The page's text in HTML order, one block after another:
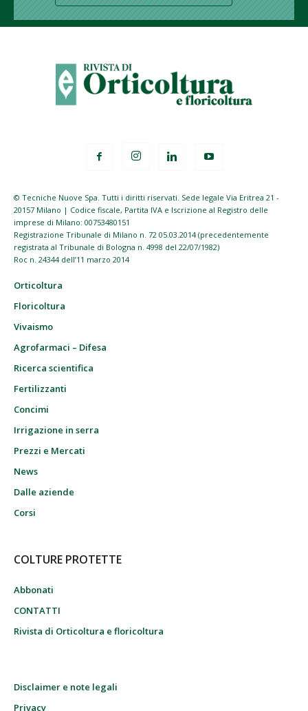
© Tecniche Nuove Spa. Tutti i diritti riservati. Sede legale Via Eritrea 21 -
20157 Milano | Codice fiscale, Partita IVA e Iscrizione al Registro delle
imprese di Milano: 00753480151
Registrazione Tribunale di Milano n. 72 05.03.2014 (precedentemente
registrata al Tribunale di Bologna n. 4998 del 22/07/1982)
Roc n. 24344 dell’11 marzo 2014
Orticoltura
Floricoltura
Vivaismo
Agrofarmaci – Difesa
Ricerca scientifica
Fertilizzanti
Concimi
Irrigazione in serra
Prezzi e Mercati
News
Dalle aziende
Corsi
COLTURE PROTETTE
Abbonati
CONTATTI
Rivista di Orticoltura e floricoltura
Disclaimer e note legali
Privacy